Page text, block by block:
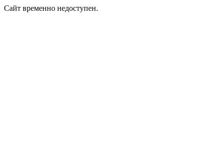
Сайт временно недоступен.